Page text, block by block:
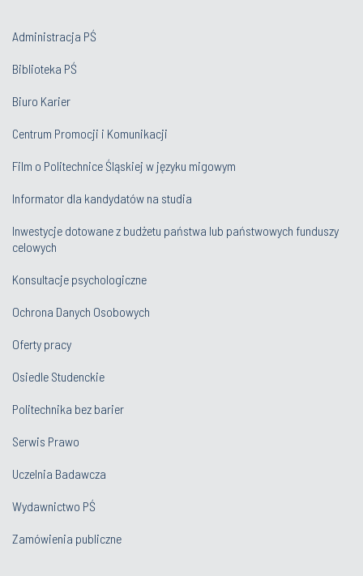
Administracja PŚ
Biblioteka PŚ
Biuro Karier
Centrum Promocji i Komunikacji
Film o Politechnice Śląskiej w języku migowym
Informator dla kandydatów na studia
Inwestycje dotowane z budżetu państwa lub państwowych funduszy
celowych
Konsultacje psychologiczne
Ochrona Danych Osobowych
Oferty pracy
Osiedle Studenckie
Politechnika bez barier
Serwis Prawo
Uczelnia Badawcza
Wydawnictwo PŚ
Zamówienia publiczne